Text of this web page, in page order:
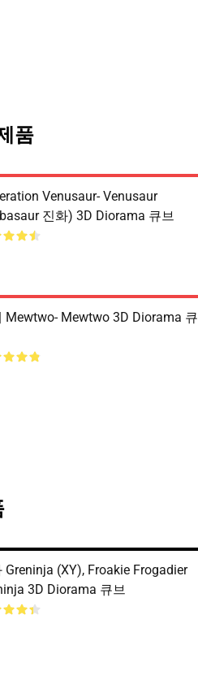
품
Venusaur- Venusaur
진화) 3D Diorama 큐브
Mewtwo- Mewtwo 3D Diorama 큐
Greninja (XY), Froakie Frogadier
3D Diorama 큐브